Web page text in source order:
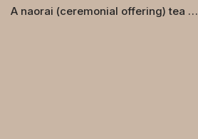
A naorai (ceremonial offering) tea …